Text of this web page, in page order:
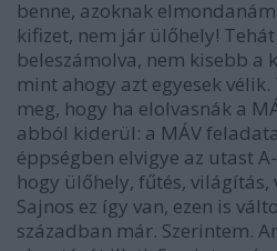
benne, azoknak
kifizet, nem jár ülőhely!
beleszámolva, nem kisebb a
mint ahogy azt egyesek
meg, hogy ha elolvasnák a
abból kiderül: a MÁV
éppségben elvigye az utast
hogy ülőhely, fűtés,
Sajnos ez így van, ezen is
században már. Szerintem.